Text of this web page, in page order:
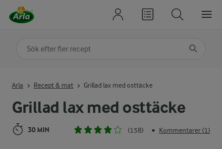
Grillad lax med osttäcke
30 MIN (158) • Kommentarer (1)
Arla Recept & mat Grillad lax med osttäcke
Sök på kategori eller ingrediens